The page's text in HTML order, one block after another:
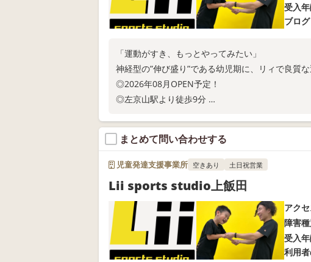
受入
ブログ
「運動がすき、もっとやってみたい」
神経型の”伸び盛り”である幼児期に、リィで良質な
◎2026年08月OPEN予定！
◎左京山駅より徒歩9分
お電話またはWEB問い合わせにてお問い合わせく
まとめて問い合わせする
児童発達支援事業所 空きあり 土日祝営業
Lii sports studio上飯田
アク
障害
受入
利用